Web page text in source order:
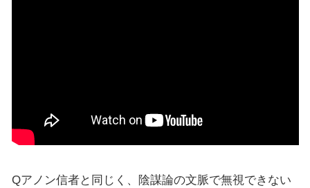
Qアノン信者と同じく、陰謀論の文脈で無視できない